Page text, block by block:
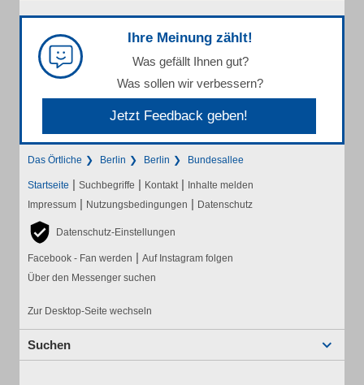
Ihre Meinung zählt!
Was gefällt Ihnen gut?
Was sollen wir verbessern?
Jetzt Feedback geben!
Das Örtliche Berlin Berlin Bundesallee
Startseite | Suchbegriffe | Kontakt | Inhalte melden
Impressum | Nutzungsbedingungen | Datenschutz
Datenschutz-Einstellungen
Facebook - Fan werden | Auf Instagram folgen
Über den Messenger suchen
Zur Desktop-Seite wechseln
Suchen